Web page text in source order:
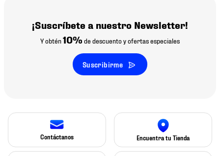
¡Suscríbete a nuestro Newsletter!
Y obtén10% de descuento y ofertas especiales
Suscribirme
Contáctanos Encuentra tu Tienda